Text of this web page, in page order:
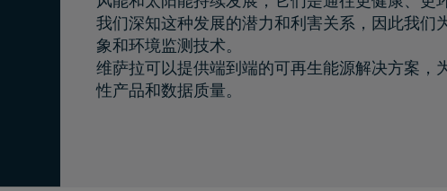
我们深知这种发展的潜力和利害关系，因此我们
象和环境监测技术。
维萨拉可以提供端到端的可再生能源解决方案，
性产品和数据质量。